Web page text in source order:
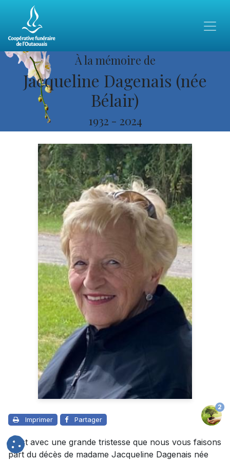
À la mémoire de
Jacqueline Dagenais (née
Bélair)
1932 - 2024
Imprimer Partager
2
C'est avec une grande tristesse que nous vous faisons
part du décès de madame Jacqueline Dagenais née